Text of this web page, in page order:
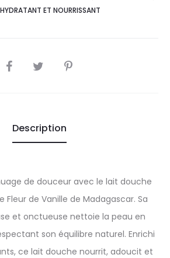
ET NOURRISSANT
SHARE
Description
de douceur avec le lait douche
Fleur de Vanille de Madagascar. Sa
et onctueuse nettoie la peau en
son équilibre naturel. Enrichi
ce lait douche nourrit, adoucit et